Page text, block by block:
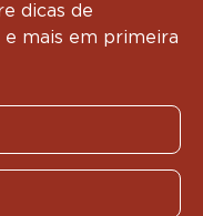
dicas de
mais em primeira